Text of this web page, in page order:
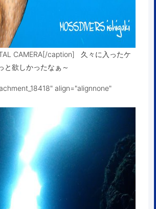
CAMERA[/caption] 久々に入ったケ
と欲しかったなぁ～
align="alignnone"